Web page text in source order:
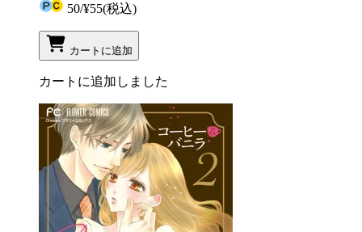
50/¥55(税込)
カートに追加
カートに追加しました